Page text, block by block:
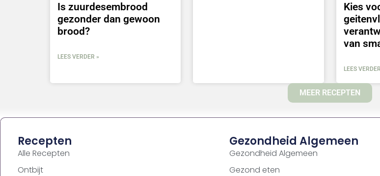
Is zuurdesembrood
gezonder dan gewoon
brood?
LEES VERDER »
Kies
van
LEES
MEER RECEPTEN
Recepten
Alle Recepten
Ontbijt
Gezondheid Algemeen
Gezondheid Algemeen
Gezond eten